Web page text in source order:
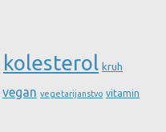
kolesterol kruh
vegan vegetarijanstvo vitamin